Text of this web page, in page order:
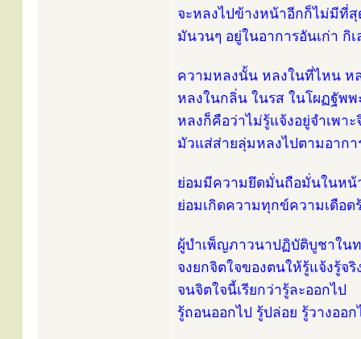
จะหลงไปข้างหน้าอีกก็ไม่มีที่
มันวนๆ อยู่ในอาการอันเก่า กิ
ความหลงนั้น หลงในที่ไหน ห
หลงในกลิ่น ในรส ในโผฏฐัพ
หลงก็คือว่าไม่รู้แจ้งอยู่จำเพา
มัวแส่ส่ายลุ่มหลงไปตามอาก
ย่อมมีความยึดมั่นถือมั่นในหน้
ย่อมเกิดความทุกข์ความเดือด
ผู้บำเพ็ญภาวนาปฏิบัติบูชาใน
จงยกจิตใจของตนให้รู้แจ้งรู้จ
จนจิตใจนี้เรียกว่ารู้ละออกไป
รู้ถอนออกไป รู้ปล่อย รู้วางออ